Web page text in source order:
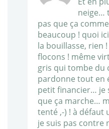
neige…
pas que ça
beaucoup ! quoi
la bouillasse, rien !
flocons ! même
gris qui tombe du
pardonne tout en
petit financier… je
que ça marche…
tenté ,-) ! à défaut
je suis pas contre